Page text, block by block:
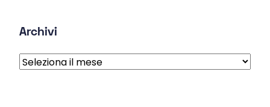
Archivi
Archivi